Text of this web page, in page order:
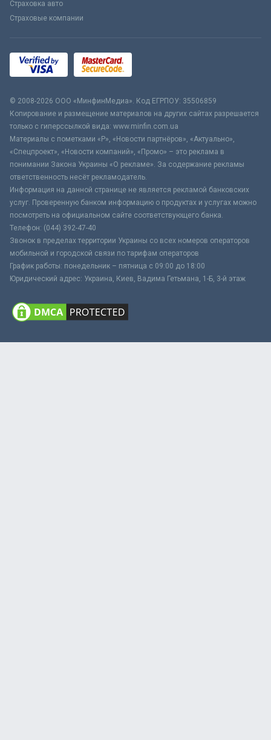
Страховка авто
Страховые компании
© 2008-2026 ООО «МинфинМедиа». Код ЕГРПОУ: 35506859
Копирование и размещение материалов на других сайтах разрешается
только с гиперссылкой вида: www.minfin.com.ua
Материалы с пометками «Р», «Новости партнёров», «Актуально»,
«Спецпроект», «Новости компаний», «Промо» – это реклама в
понимании Закона Украины «О рекламе». За содержание рекламы
ответственность несёт рекламодатель.
Информация на данной странице не является рекламой банковских
услуг. Проверенную банком информацию о продуктах и услугах можно
посмотреть на официальном сайте соответствующего банка.
Телефон: (044) 392-47-40
Звонок в пределах территории Украины со всех номеров операторов
мобильной и городской связи по тарифам операторов
График работы: понедельник – пятница с 09:00 до 18:00
Юридический адрес: Украина, Киев, Вадима Гетьмана, 1-Б, 3-й этаж